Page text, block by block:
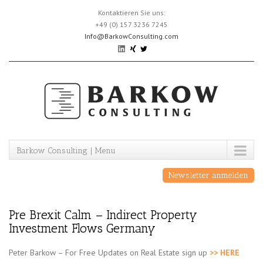
Kontaktieren Sie uns:
+49 (0) 157 3236 7245
Info@BarkowConsulting.com
Barkow Consulting | Menu
Newsletter anmelden
Pre Brexit Calm – Indirect Property
Investment Flows Germany
Peter Barkow – For Free Updates on Real Estate sign up >> HERE